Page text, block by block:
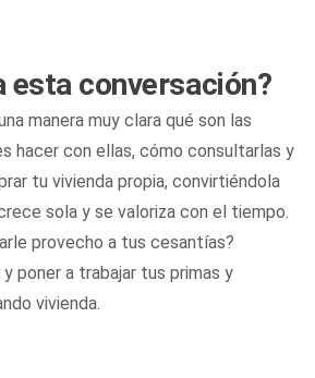
esta conversación?
manera muy clara qué son las
hacer con ellas, cómo consultarlas y
tu vivienda propia, convirtiéndola
sola y se valoriza con el tiempo.
provecho a tus cesantías?
poner a trabajar tus primas y
vivienda.